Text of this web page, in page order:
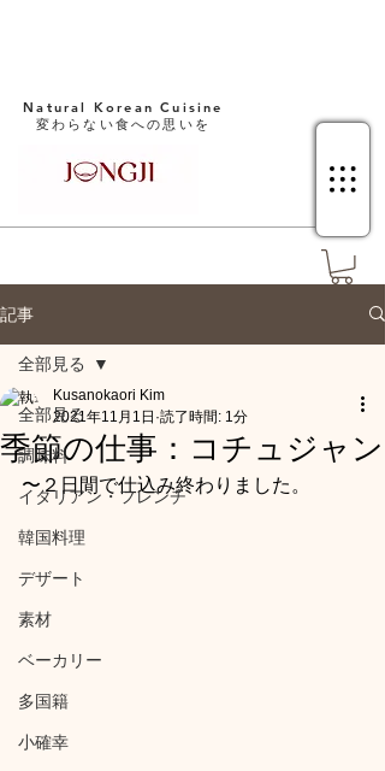
Natural Korean Cuisine​
変わらない食への思いを
記事
全部見る
調味料
イタリアン・フレンチ
韓国料理
デザート
素材
ベーカリー
多国籍
小確幸
全部見る
季節の仕事：コチュジャン
Kusanokaori Kim
2021年11月1日 読了時間: 1分
〜２日間で仕込み終わりました。